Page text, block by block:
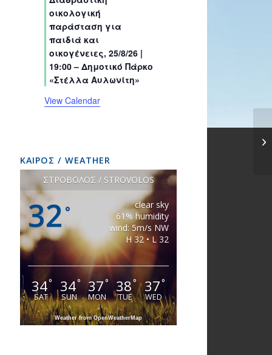
sssss
t
s
t
s
t
s
t
s
t
s
t
s
οικολογική
παράσταση για
παιδιά και
οικογένειες, 25/8/26 |
19:00 – Δημοτικό Πάρκο
«Στέλλα Αυλωνίτη»
View Calendar
ΚΑΙΡΟΣ / WEATHER
ΣΤΡΟΒΟΛΟΣ / STROVOLOS
32 °
clear sky
61% humidity
wind: 5m/s NW
H 32 • L 32
34°
SAT
34°
SUN
37°
MON
38°
TUE
37°
WED
Weather from OpenWeatherMap